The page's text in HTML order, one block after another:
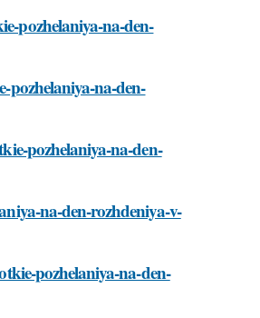
pozhelaniya-na-den-
pozhelaniya-na-den-
pozhelaniya-na-den-
na-den-rozhdeniya-v-
pozhelaniya-na-den-